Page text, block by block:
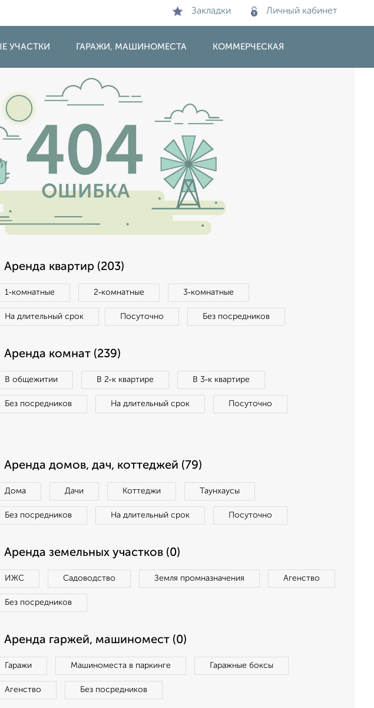
Закладки Личный кабинет
УЧАСТКИ ГАРАЖИ, МАШИНОМЕСТА КОММЕРЧЕСКАЯ
Аренда квартир (203)
1‑комнатные 2‑комнатные 3‑комнатные
На длительный срок Посуточно Без посредников
Аренда комнат (239)
В общежитии В 2‑к квартире В 3‑к квартире
Без посредников На длительный срок Посуточно
Аренда домов, дач, коттеджей (79)
Дома Дачи Коттеджи Таунхаусы
Без посредников На длительный срок Посуточно
Аренда земельных участков (0)
ИЖС Садоводство Земля промназначения Агенство
Без посредников
Аренда гаржей, машиномест (0)
Гаражи Машиноместа в паркинге Гаражные боксы
Агенство Без посредников